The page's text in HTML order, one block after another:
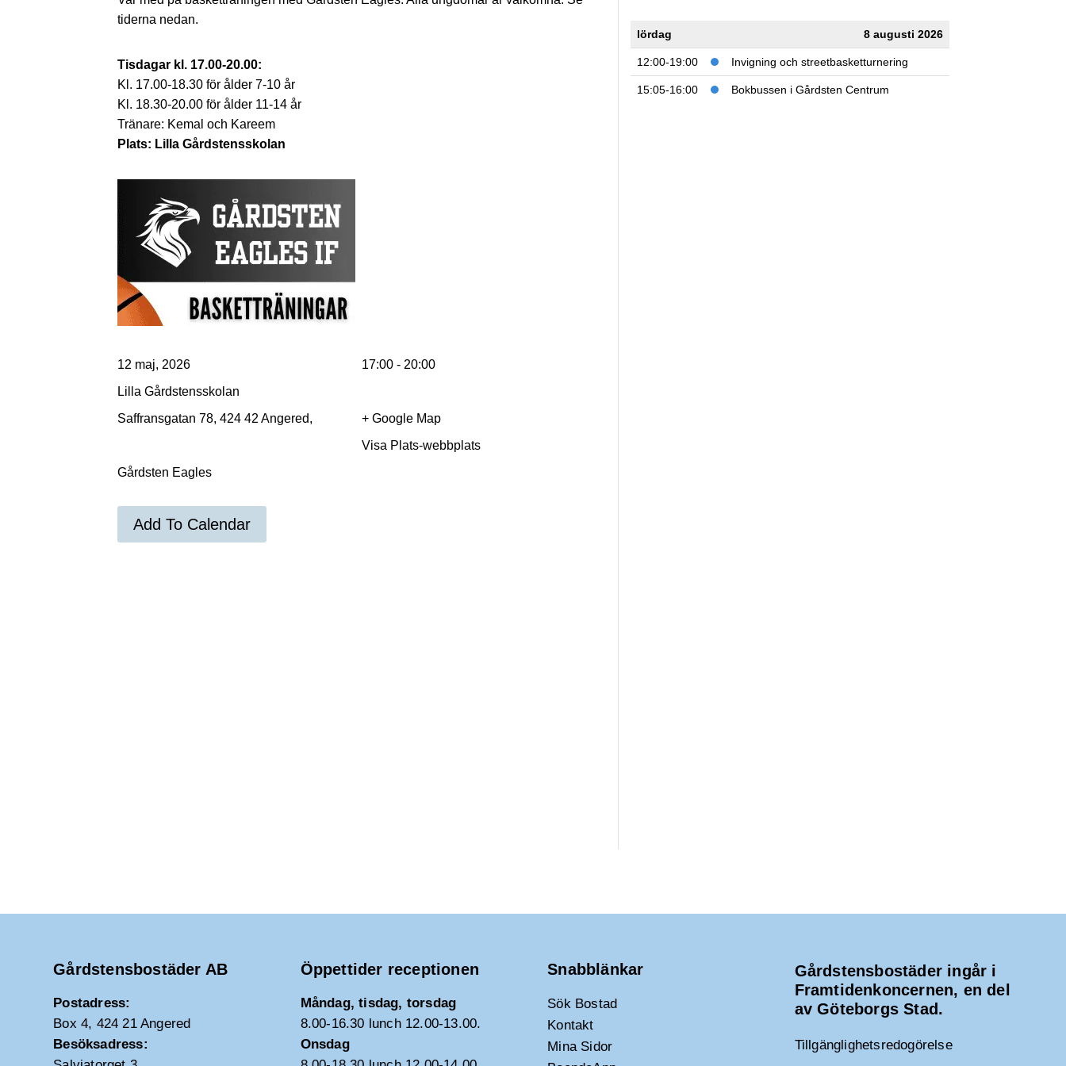
tiderna nedan.
Tisdagar kl. 17.00-20.00:
Kl. 17.00-18.30 för ålder 7-10 år
Kl. 18.30-20.00 för ålder 11-14 år
Tränare: Kemal och Kareem
Plats: Lilla Gårdstensskolan
12 maj, 2026
17:00 - 20:00
Lilla Gårdstensskolan
Saffransgatan 78, 424 42 Angered,
+ Google Map
Visa Plats-webbplats
Gårdsten Eagles
Add To Calendar
lördag 8 augusti 2026
12:00-19:00 Invigning och streetbasketturnering
15:05-16:00 Bokbussen i Gårdsten Centrum
Gårdstensbostäder AB
Postadress:
Box 4, 424 21 Angered
Besöksadress:
Öppettider receptionen
Måndag, tisdag, torsdag
8.00-16.30 lunch 12.00-13.00.
Onsdag
Snabblänkar
Sök Bostad
Kontakt
Mina Sidor
Gårdstensbostäder ingår i
Framtidenkoncernen, en del
av Göteborgs Stad.
Tillgänglighetsredogörelse